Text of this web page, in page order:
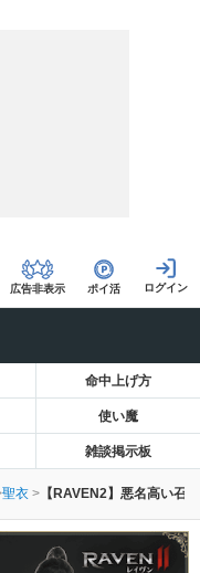
広告非表示 ポイ活
命中上げ方
使い魔
雑談掲示板
聖衣 【RAVEN2】悪名高い召